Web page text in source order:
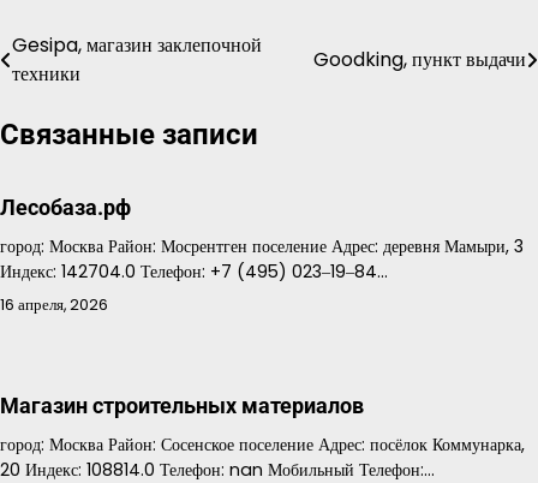
Навигация
записям
Gesipa, магазин заклепочной
техники
Goodking, пункт выдачи
Связанные записи
Лесобаза.рф
город: Москва Район: Мосрентген поселение Адрес: деревня Мамыри, 3
Индекс: 142704.0 Телефон: +7 (495) 023‒19‒84…
16 апреля, 2026
Магазин строительных материалов
город: Москва Район: Сосенское поселение Адрес: посёлок Коммунарка,
20 Индекс: 108814.0 Телефон: nan Мобильный Телефон:…